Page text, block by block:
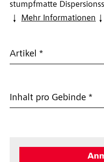
stumpfmatte
Mehr Informationen
Artikel *
Inhalt pro Gebinde *